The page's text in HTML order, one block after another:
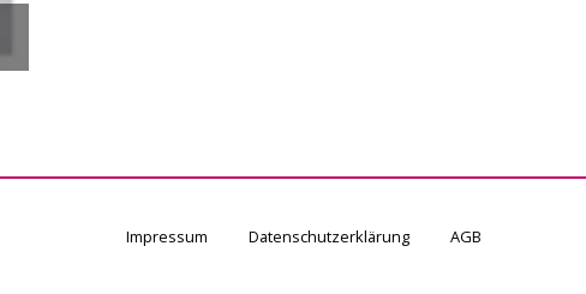
Impressum Datenschutzerklärung AGB